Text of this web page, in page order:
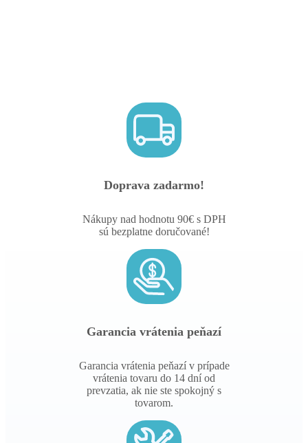
Doprava zadarmo!
Nákupy nad hodnotu 90€ s DPH
sú bezplatne doručované!
Garancia vrátenia peňazí
Garancia vrátenia peňazí v prípade
vrátenia tovaru do 14 dní od
prevzatia, ak nie ste spokojný s
tovarom.